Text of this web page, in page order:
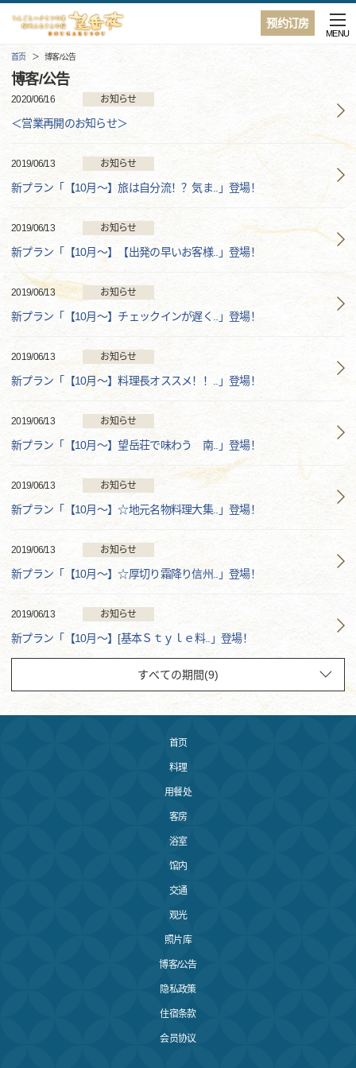
预约订房
MENU
首页 博客/公告
博客/公告
2020/06/16 お知らせ
＜営業再開のお知らせ＞
2019/06/13 お知らせ
新プラン「【10月～】旅は自分流！？気ま..」登場！
2019/06/13 お知らせ
新プラン「【10月～】【出発の早いお客様..」登場！
2019/06/13 お知らせ
新プラン「【10月～】チェックインが遅く..」登場！
2019/06/13 お知らせ
新プラン「【10月～】料理長オススメ！！..」登場！
2019/06/13 お知らせ
新プラン「【10月～】望岳荘で味わう 南..」登場！
2019/06/13 お知らせ
新プラン「【10月～】☆地元名物料理大集..」登場！
2019/06/13 お知らせ
新プラン「【10月～】☆厚切り霜降り信州..」登場！
2019/06/13 お知らせ
新プラン「【10月～】[基本Ｓｔｙｌｅ料..」登場！
首页
料理
用餐处
客房
浴室
馆内
交通
观光
照片库
博客/公告
隐私政策
住宿条款
会员协议